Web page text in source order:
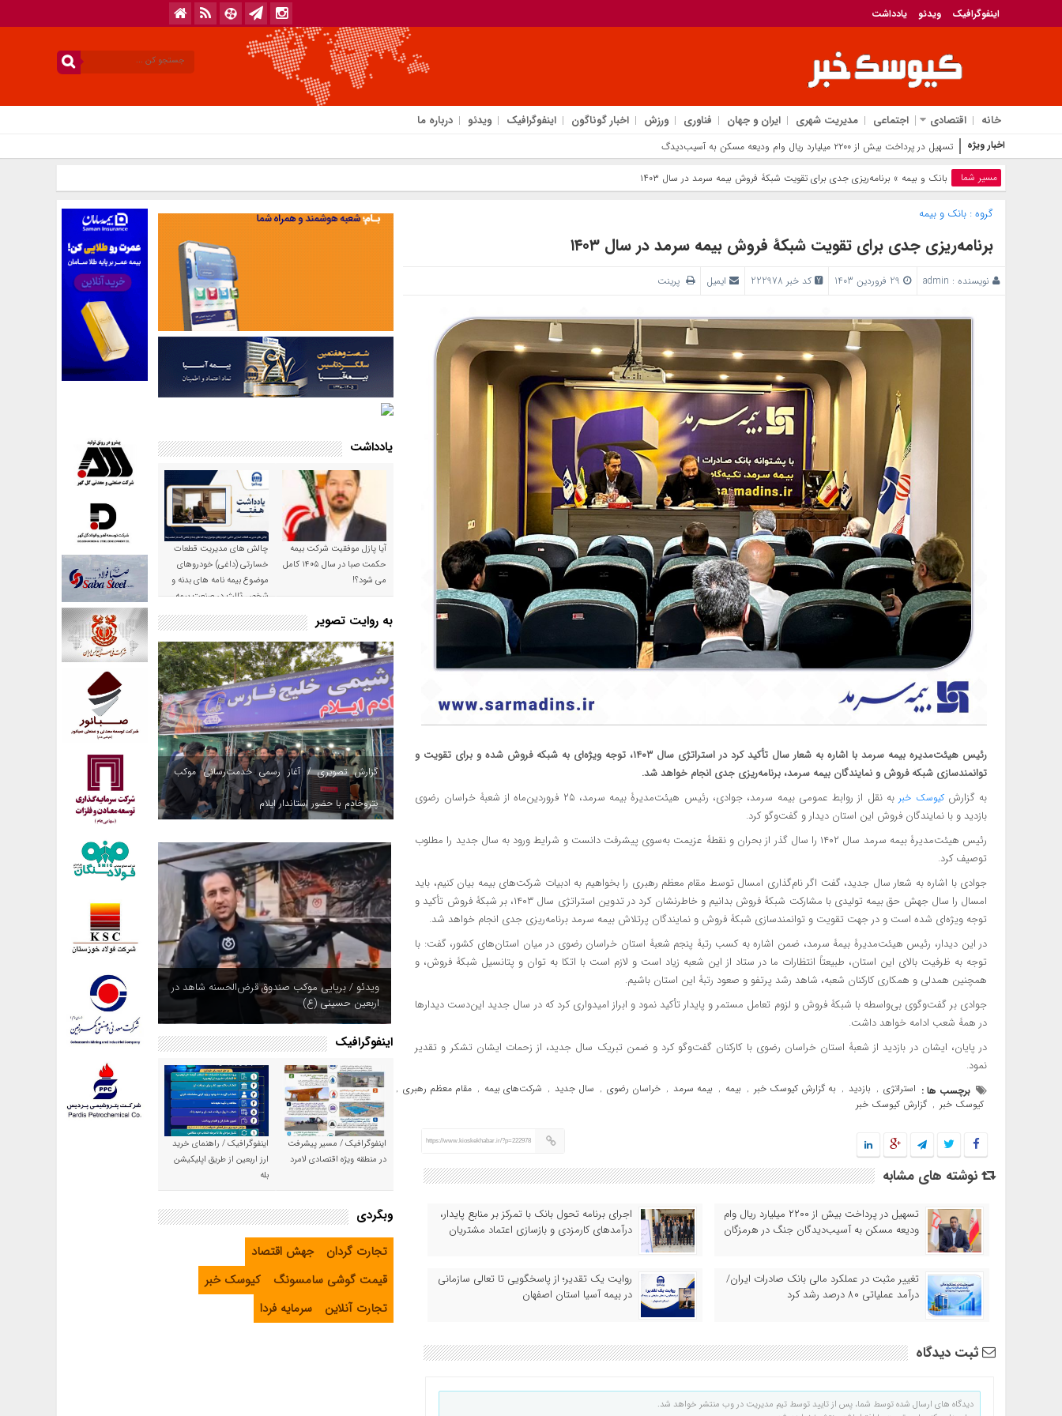
اینفوگرافیک ویدئو یادداشت
خانه اقتصادی اجتماعی مدیریت شهری ایران و جهان فناوری ورزش اخبار گوناگون اینفوگرافیک ویدئو درباره ما
اخبار ویژه تسهیل در پرداخت بیش از ۲۲۰۰ میلیارد ریال وام ودیعه مسکن به آسیب‌دیدگان جنگ در هرمزگان
مسیر شما بانک‌ و بیمه » برنامه‌ریزی جدی برای تقویت شبکۀ فروش بیمه سرمد در سال ۱۴۰۳
گروه :بانک‌ و بیمه
برنامه‌ریزی جدی برای تقویت شبکۀ فروش بیمه سرمد در سال ۱۴۰۳
نویسنده : admin کد خبر 222978 ایمیل پرینت
رئیس هیئت‌مدیرۀ بیمه سرمد با اشاره به شعار سال تأکید کرد در استراتژی سال ۱۴۰۳، توجه ویژه‌ای به شبکۀ فروش شده و برای تقویت و
توانمندسازی شبکۀ فروش و نمایندگان بیمه سرمد، برنامه‌ریزی جدی انجام خواهد شد.
به گزارشکیوسک خبر
به نقل از روابط عمومی بیمه سرمد، جوادی، رئیس هیئت‌مدیرۀ بیمه سرمد، ۲۵ فروردین‌ماه از شعبۀ خراسان رضوی
بازدید و با نمایندگان فروش این استان دیدار و گفت‌وگو کرد.
رئیس هیئت‌مدیرۀ بیمه سرمد سال ۱۴۰۲ را سال گذر از بحران و نقطۀ عزیمت به‌سوی پیشرفت دانست و شرایط ورود به سال جدید را مطلوب
توصیف کرد.
جوادی با اشاره به شعار سال جدید، گفت اگر نام‌گذاری امسال توسط مقام معظم رهبری را بخواهیم به ادبیات شرکت‌های بیمه بیان کنیم، باید
امسال را سال جهش حق بیمه تولیدی با مشارکت شبکۀ فروش بدانیم و خاطرنشان کرد در تدوین استراتژی سال ۱۴۰۳، بر شبکۀ فروش تأکید و
توجه ویژه‌ای شده است و در جهت تقویت و توانمندسازی شبکۀ فروش و نمایندگان پرتلاش بیمه سرمد برنامه‌ریزی جدی انجام خواهد شد.
در این دیدار، رئیس هیئت‌مدیرۀ بیمۀ سرمد، ضمن اشاره به کسب رتبۀ پنجم شعبۀ استان خراسان رضوی در میان استان‌های کشور، گفت: با
توجه به ظرفیت‌ بالای این استان، طبیعتاً انتظارات ما در ستاد از این شعبه زیاد است و لازم است با اتکا به توان و پتانسیل شبکۀ فروش، و
همچنین همدلی و همکاری کارکنان شعبه، شاهد رشد پرتفو و صعود رتبۀ این استان باشیم.
جوادی بر گفت‌وگوی بی‌واسطه با شبکۀ فروش و لزوم تعامل مستمر و پایدار تأکید نمود و ابراز امیدواری کرد که در سال جدید این‌دست دیدارها
در همۀ شعب ادامه خواهد داشت.
در پایان، ایشان در بازدید از شعبۀ استان خراسان رضوی با کارکنان گفت‌وگو کرد و ضمن تبریک سال جدید، از زحمات ایشان تشکر و تقدیر
نمود.
برچسب ها : استراتژی , بازدید , به گزارش کیوسک خبر , بیمه , بیمه سرمد , خراسان رضوی , سال جدید , شرکت‌های بیمه , مقام معظم رهبری ,
کیوسک خبر , گزارش کیوسک خبر
https://www.kioskekhabar.ir/?p=222978
نوشته های مشابه
تسهیل در پرداخت بیش از ۲۲۰۰ میلیارد ریال وام
ودیعه مسکن به آسیب‌دیدگان جنگ در هرمزگان
اجرای برنامه تحول بانک با تمرکز بر منابع پایدار،
درآمدهای کارمزدی و بازسازی اعتماد مشتریان
تغییر مثبت در عملکرد مالی بانک صادرات ایران/
درآمد عملیاتی ۸۰ درصد رشد کرد
روایت یک تقدیر؛ از پاسخگویی تا تعالی سازمانی
در بیمه آسیا استان اصفهان
ثبت دیدگاه
دیدگاه های ارسال شده توسط شما، پس از تایید توسط تیم مدیریت در وب منتشر خواهد شد.
یادداشت
آیا پازل موفقیت شرکت بیمه
حکمت صبا در سال ۱۴۰۵ کامل
می شود؟!
چالش های مدیریت قطعات
خسارتی (داغی) خودروهای
موضوع بیمه نامه های بدنه و
شخص ثالث در صنعت بیمه
به روایت تصویر
گزارش تصویری / آغاز رسمی خدمت‌رسانی موکب
پتروخادم با حضور استاندار ایلام
ویدئو / بیمه ایران؛ همپای زائران
اینفوگرافیک
اینفوگرافیک / مسیر پیشرفت
در منطقه ویژه اقتصادی لامرد
اینفوگرافیک / راهنمای خرید
ارز اربعین از طریق اپلیکیشن
بله
وبگردی
تجارت گردان
جهش اقتصاد
قیمت گوشی سامسونگ
کیوسک خبر
تجارت آنلاین
سرمایه فردا